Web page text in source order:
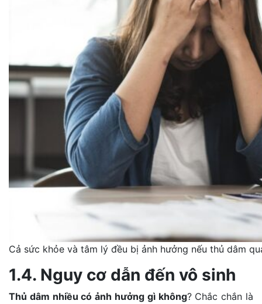
Cả sức khỏe và tâm lý đều bị ảnh hưởng nếu thủ dâm
1.4. Nguy cơ dẫn đến vô sinh
Thủ dâm nhiều có ảnh hưởng gì không? Chắc chắn là